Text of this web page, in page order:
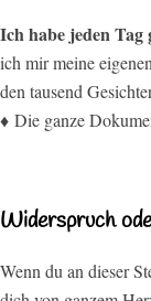
Ich habe jeden Tag
ich mir meine
den tausend
♦ Die ganze
Widerspruch
Wenn du an dieser